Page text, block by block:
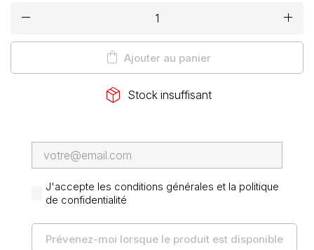
remove add
shopping_bag Ajouter au panier
package_2 Stock insuffisant
J'accepte les conditions générales et la politique
de confidentialité
Prévenez-moi lorsque le produit est disponible